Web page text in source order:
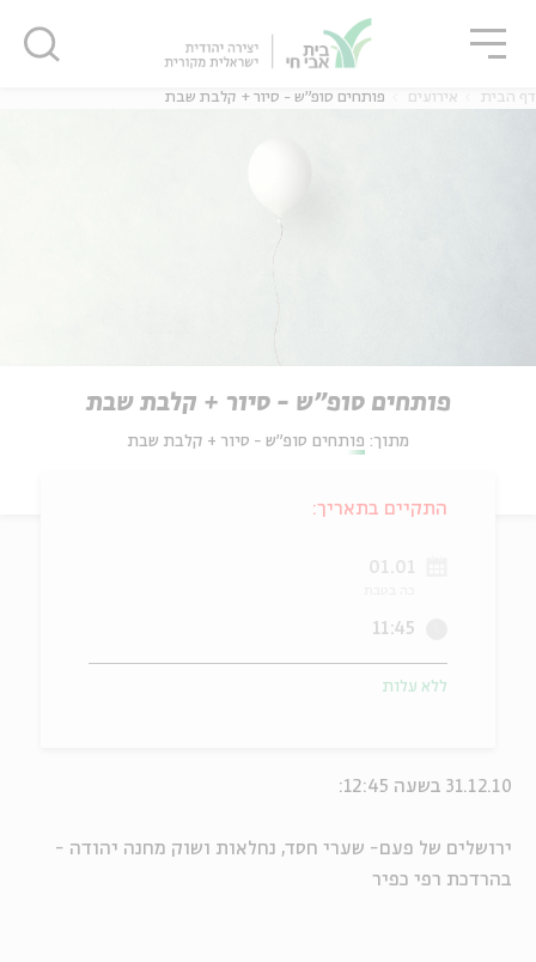
דף הבית אירועים פותחים סופ"ש - סיור + קלבת שבת
פותחים סופ"ש - סיור + קלבת שבת
מתוך: פותחים סופ"ש - סיור + קלבת שבת
31.12.10 בשעה 12:45:
ירושלים של פעם- שערי חסד, נחלאות ושוק מחנה יהודה -
בהרדכת רפי כפיר
התקיים בתאריך:
01.01
11:45
ללא עלות
סגור